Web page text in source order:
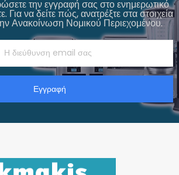
την εγγραφή σας στο ενημερωτικό
Για να δείτε πώς, ανατρέξτε στα στοιχεία
Ανακοίνωση Νομικού Περιεχομένου.
Εγγραφή